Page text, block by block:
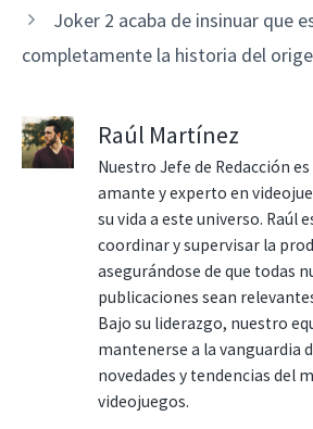
Joker 2 acaba de insinuar que
completamente la historia del
Raúl Martínez
Nuestro Jefe de Redacción
amante y experto en
su vida a este universo. Raúl
coordinar y supervisar la
asegurándose de que todas
publicaciones sean
Bajo su liderazgo, nuestro
mantenerse a la vanguardia
novedades y tendencias del
videojuegos.